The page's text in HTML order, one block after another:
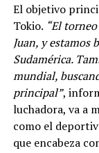
El objetivo
Tokio. “El
Juan, y estamos
Sudamérica.
mundial,
principal”,
luchadora, va a
como el
que encabeza